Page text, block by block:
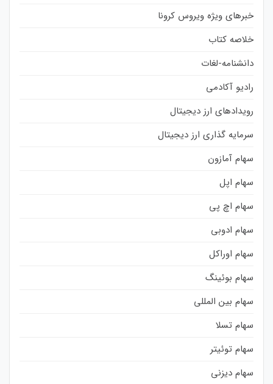
خبرهای ویژه ویروس کرونا
خلاصه کتاب
دانشنامه-لغات
رادیو آکادمی
رویدادهای ارز دیجیتال
سرمایه گذاری ارز دیجیتال
سهام آمازون
سهام اپل
سهام اچ پی
سهام ادوبی
سهام اوراکل
سهام بوئینگ
سهام بین المللی
سهام تسلا
سهام توئیتر
سهام دیزنی